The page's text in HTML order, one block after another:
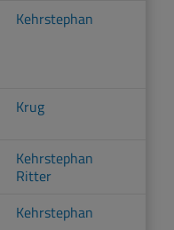
Kehrstephan
Krug
Kehrstephan
Ritter
Kehrstephan